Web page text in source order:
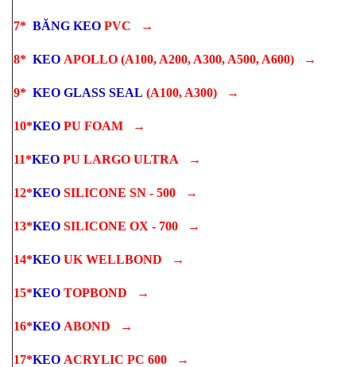
7* BĂNG KEO PVC →
8* KEO APOLLO (A100, A200, A300, A500, A600) →
9* KEO GLASS SEAL (A100, A300) →
10*KEO PU FOAM →
11*KEO PU LARGO ULTRA →
12*KEO SILICONE SN - 500 →
13*KEO SILICONE OX - 700 →
14*KEO UK WELLBOND →
15*KEO TOPBOND →
16*KEO ABOND →
17*KEO ACRYLIC PC 600 →